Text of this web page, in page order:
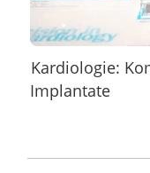
Kardiologie:
Implantate